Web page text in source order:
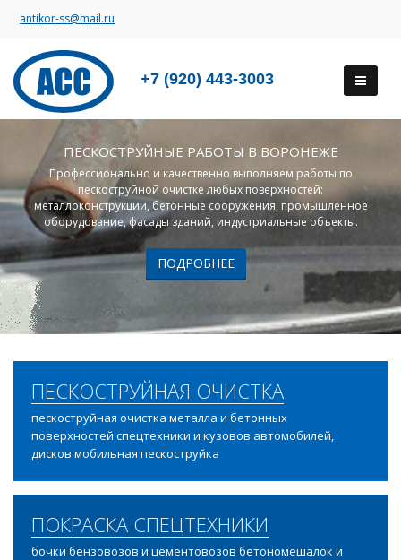
antikor-ss@mail.ru
+7 (920) 443-3003
ПЕСКОСТРУЙНЫЕ РАБОТЫ В ВОРОНЕЖЕ
Профессионально и качественно выполняем работы по
пескоструйной очистке любых поверхностей:
металлоконструкции, бетонные сооружения, промышленное
оборудование, фасады зданий, индустриальные объекты.
ПОДРОБНЕЕ
ПЕСКОСТРУЙНАЯ ОЧИСТКА
пескоструйная очистка металла и бетонных
поверхностей спецтехники и кузовов автомобилей,
дисков мобильная пескоструйка
ПОКРАСКА СПЕЦТЕХНИКИ
бочки бензовозов и цементовозов бетономешалок и